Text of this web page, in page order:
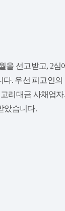
을 선고받고, 2
다. 우선 피고인
리대금 사채업
았습니다.